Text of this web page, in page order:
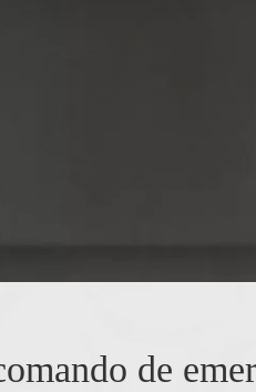
de